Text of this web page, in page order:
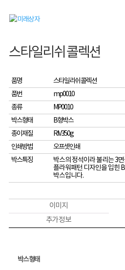
스타일리쉬 콜렉션
품명
스타일리쉬 콜렉션
품번
mp0010
종류
MP0010
박스형태
B형박스
종이재질
RIV350g
인쇄방법
오프셋인쇄
박스특징
박스의 정석이라 불리는 3
플라워패턴 디자인을 입힌
박스입니다.
이미지
추가 정보
박스형태